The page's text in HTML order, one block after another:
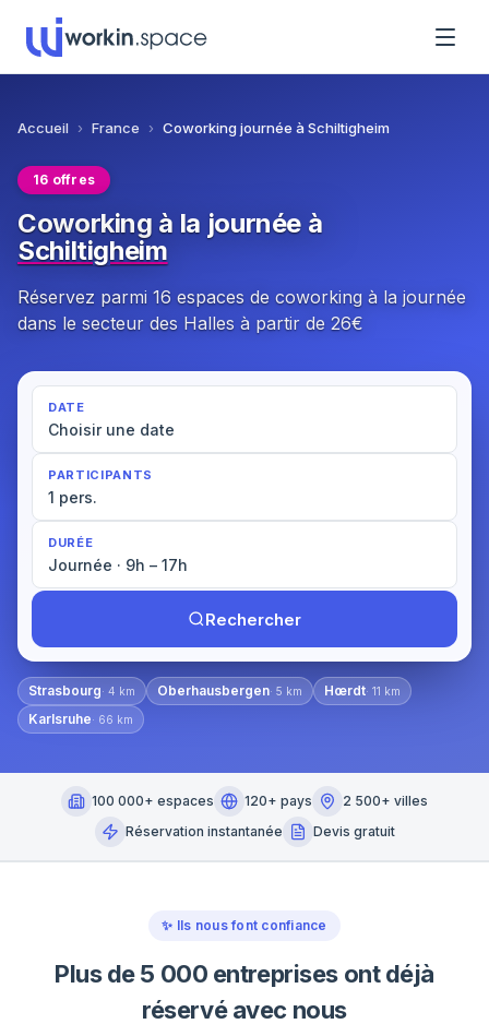
Accueil › France › Coworking journée à Schiltigheim
16 offres
Coworking à la journée à
Schiltigheim
Réservez parmi 16 espaces de coworking à la journée
dans le secteur des Halles à partir de 26€
DATE
Choisir une date
PARTICIPANTS
1 pers.
DURÉE
Journée · 9h – 17h
Rechercher
Strasbourg· 4 km Oberhausbergen· 5 km Hœrdt· 11 km
Karlsruhe· 66 km
100 000+ espaces 120+ pays
2 500+ villes
Réservation instantanée
Devis gratuit
✨ Ils nous font confiance
Plus de 5 000 entreprises ont déjà
réservé avec nous